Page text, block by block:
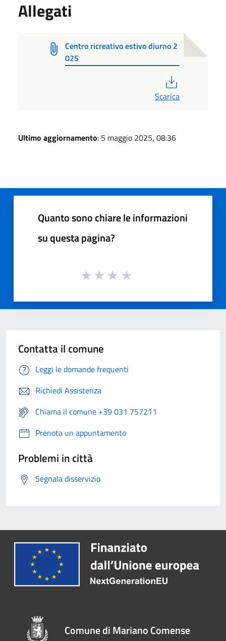
Allegati
Centro ricreativo estivo diurno 2
025
Scarica
Ultimo aggiornamento: 5 maggio 2025, 08:36
Quanto sono chiare le informazioni
su questa pagina?
Contatta il comune
Leggi le domande frequenti
Richiedi Assistenza
Chiama il comune +39 031 757211
Prenota un appuntamento
Problemi in città
Segnala disservizio
Comune di Mariano Comense